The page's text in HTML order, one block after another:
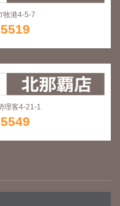
牧港4-5-7
理客4-21-1